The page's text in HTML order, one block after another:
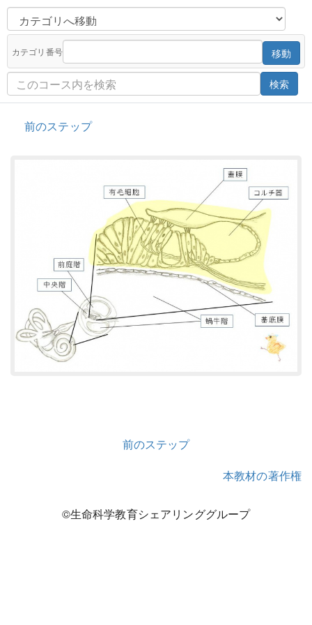
カテゴリ番号 移動
検索
前のステップ
前のステップ
本教材の著作権
©生命科学教育シェアリンググループ